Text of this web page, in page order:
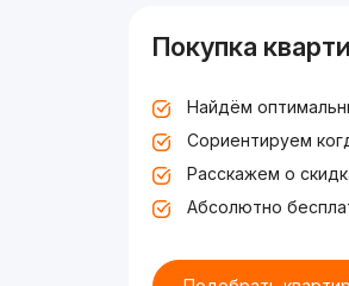
Покупка
Найдём
Сориентируем
Расскажем о
Абсолютно